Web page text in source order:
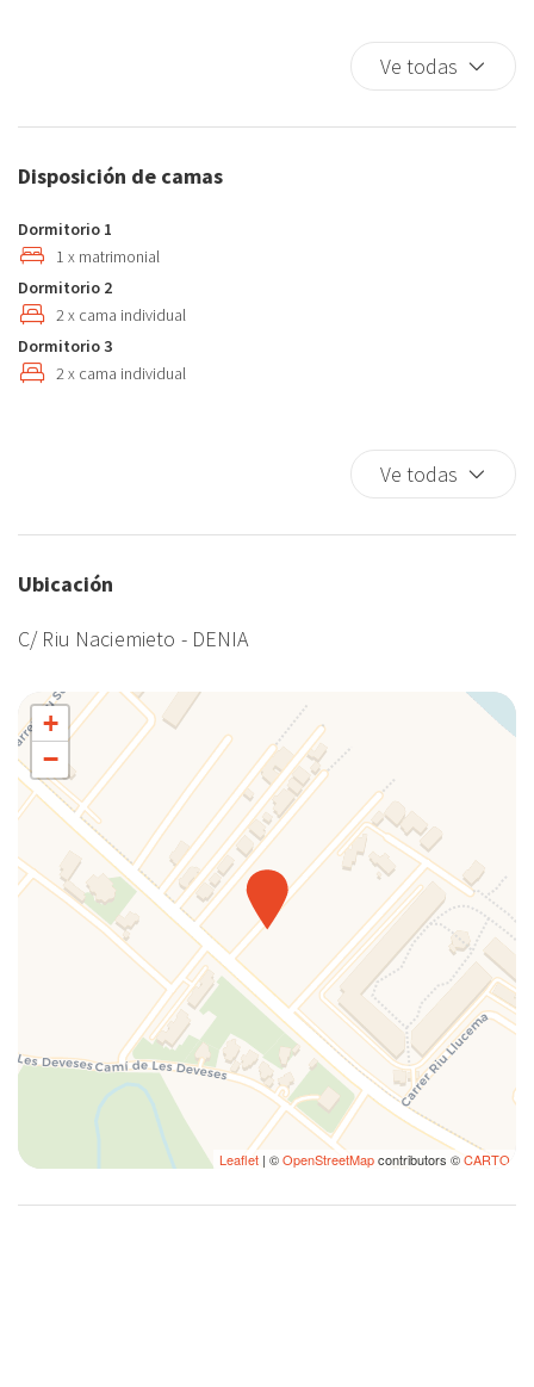
Calefacción / aire acondicionado independiente
Cama de matrimonio
Champú
Cocina completa
Comedor
Copas
Cubiertos
Detector de humo
Ollas y sartenes
Platos
Ropa de cama
Sala de estar
Ventilador de techo
Vistas al mar
Web TV
WiFi de alta velocidad
Ve todas
Disposición de camas
Dormitorio 1
1 x matrimonial
Dormitorio 2
2 x cama individual
Dormitorio 3
2 x cama individual
Ve todas
Ubicación
C/ Riu Naciemieto - DENIA
+
−
Leaflet | ©OpenStreetMapcontributors ©CARTO